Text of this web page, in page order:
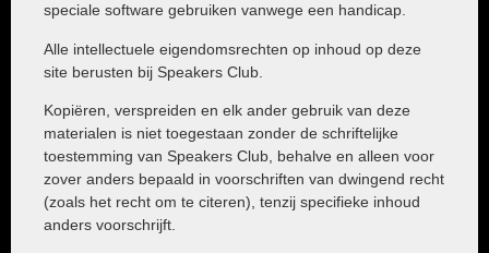
speciale software gebruiken vanwege een handicap.
Alle intellectuele eigendomsrechten op inhoud op deze
site berusten bij Speakers Club.
Kopiëren, verspreiden en elk ander gebruik van deze
materialen is niet toegestaan zonder de schriftelijke
toestemming van Speakers Club, behalve en alleen voor
zover anders bepaald in voorschriften van dwingend recht
(zoals het recht om te citeren), tenzij specifieke inhoud
anders voorschrijft.